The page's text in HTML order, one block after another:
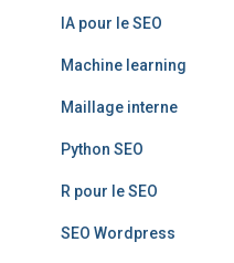
IA pour le SEO
Machine learning
Maillage interne
Python SEO
R pour le SEO
SEO Wordpress